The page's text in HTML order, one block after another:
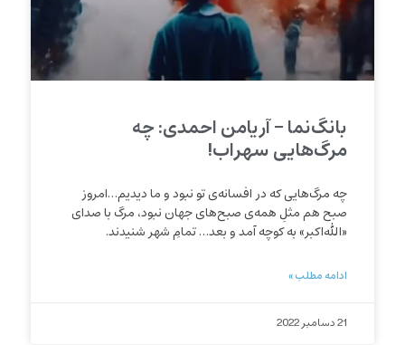
بانگ‌نما – آریامن احمدی: چه
مرگ‌هایی سهراب!
چه مرگ‌هایی که در افسانه‌ی تو نبود و ما دیدیم…امروز
صبح هم مثلِ همه‌ی صبح‌های جهان نبود، مرگ با صدای
«الله‌اکبر» به کوچه آمد و بعد… تمامِ شهر شنیدند.
ادامه مطلب »
21 دسامبر 2022